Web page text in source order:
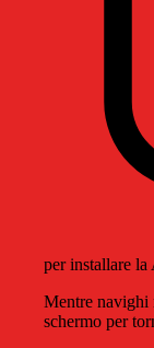
per installare
Mentre navighi
schermo per